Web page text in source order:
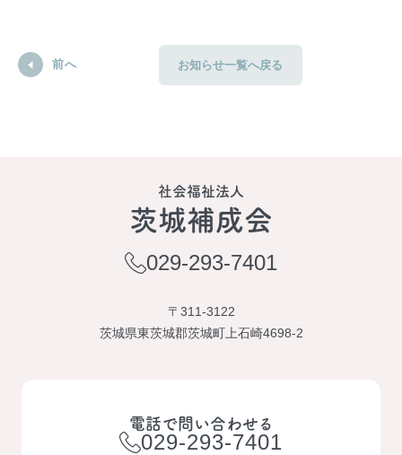
前へ お知らせ一覧へ戻る
社会福祉法人
茨城補成会
029-293-7401
〒311-3122
茨城県東茨城郡茨城町上石崎4698-2
電話で問い合わせる
029-293-7401